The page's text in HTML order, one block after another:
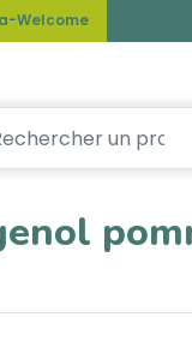
Welcome